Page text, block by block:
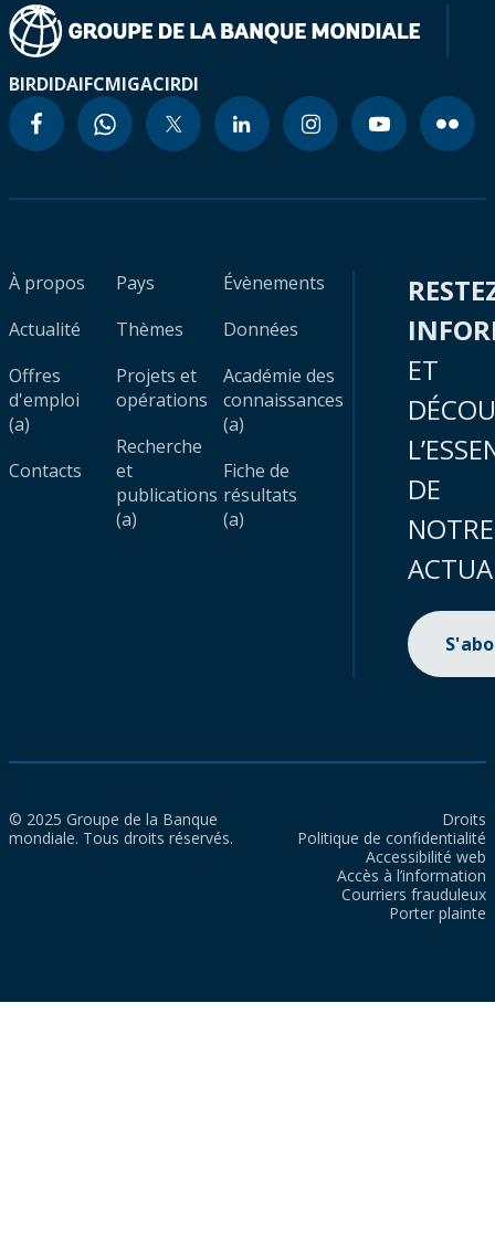
BIRDIDAIFCMIGACIRDI
À propos
Actualité
Offres
d'emploi
(a)
Contacts
Pays
Thèmes
Projets et
opérations
Recherche
et
publications
(a)
Évènements
Données
Académie des
connaissances
(a)
Fiche de
résultats
(a)
ET
DE
NOTRE
© 2025 Groupe de la Banque
mondiale. Tous droits réservés.
Droits
Politique de confidentialité
Accessibilité web
Accès à l’information
Courriers frauduleux
Porter plainte